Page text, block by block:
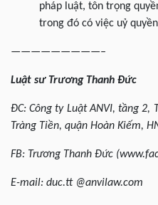
pháp luật, tôn trọng
trong đó có việc uỷ
—————————–
Luật sư Trương Thanh Đức
ĐC:Công ty LuậtANVI, tầng 2,
Tràng Tiền, quận Hoàn Kiếm,
FB: Trương Thanh Đức
E-mail: duc.tt @anvilaw.com